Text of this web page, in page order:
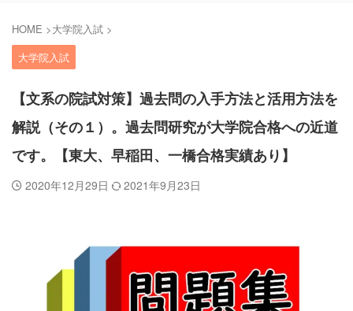
HOME >大学院入試 >
大学院入試
【文系の院試対策】過去問の入手方法と活用方法を
解説（その１）。過去問研究が大学院合格への近道
です。【東大、早稲田、一橋合格実績あり】
2020年12月29日
2021年9月23日